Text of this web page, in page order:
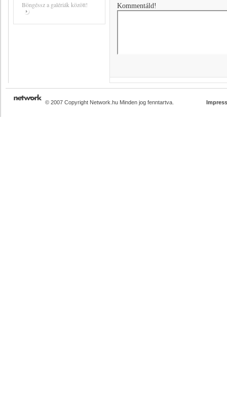
Böngéssz a galériák között! Kommentáld!
© 2007 Copyright Network.hu Minden jog fenntartva.